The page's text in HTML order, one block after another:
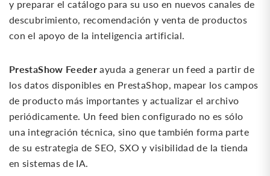
y preparar el catálogo para su uso en nuevos canales de
descubrimiento, recomendación y venta de productos
con el apoyo de la inteligencia artificial.
PrestaShow Feederayuda a generar un feed a partir de
los datos disponibles en PrestaShop, mapear los campos
de producto más importantes y actualizar el archivo
periódicamente. Un feed bien configurado no es sólo
una integración técnica, sino que también forma parte
de su estrategia de SEO, SXO y visibilidad de la tienda
en sistemas de IA.